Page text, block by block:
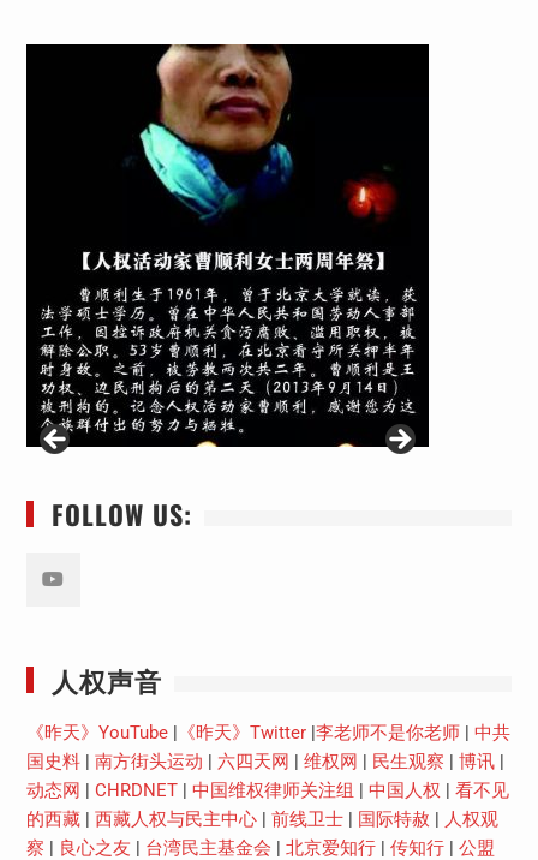
FOLLOW US:
人权声音
《昨天》YouTube| 《昨天》Twitter|李老师不是你老师| 中共
国史料| 南方街头运动 | 六四天网 | 维权网 | 民生观察 | 博讯|
动态网 | CHRDNET| 中国维权律师关注组 | 中国人权 | 看不见
的西藏| 西藏人权与民主中心| 前线卫士| 国际特赦 | 人权观
察 | 良心之友 | 台湾民主基金会 | 北京爱知行| 传知行| 公盟